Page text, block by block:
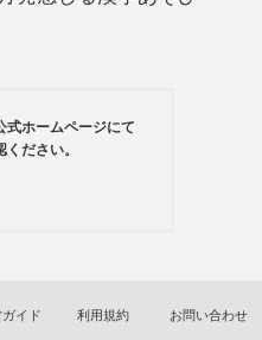
式ホームページにて
ださい。
イド 利用規約 お問い合わせ